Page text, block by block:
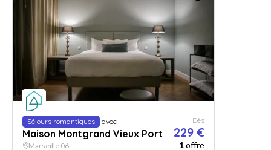
Séjours romantiques avec
Maison Montgrand Vieux Port
Dès
229 €
Marseille 06 1offre